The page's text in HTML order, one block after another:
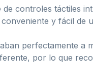
controles táctiles
y fácil de
perfectamente a
por lo que